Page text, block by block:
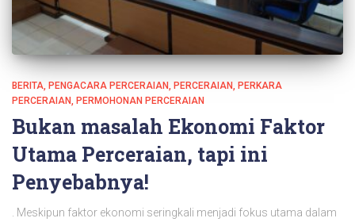
BERITA PENGACARA PERCERAIAN PERCERAIAN
PERKARA
PERCERAIAN
PERMOHONAN PERCERAIAN
Bukan masalah Ekonomi Faktor
Utama Perceraian, tapi ini
Penyebabnya!
. Meskipun faktor ekonomi seringkali menjadi fokus utama dalam